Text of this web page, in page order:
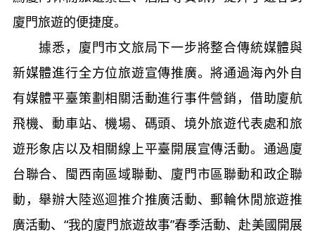
廈門旅遊的便捷度。
據悉，廈門市文旅局下一步將整合傳統媒體與
新媒體進行全方位旅遊宣傳推廣。將通過海內外自
有媒體平臺策劃相關活動進行事件營銷，借助廈航
飛機、動車站、機場、碼頭、境外旅遊代表處和旅
遊形象店以及相關線上平臺開展宣傳活動。通過廈
台聯合、閩西南區域聯動、廈門市區聯動和政企聯
動，舉辦大陸巡迴推介推廣活動、郵輪休閒旅遊推
廣活動、“我的廈門旅遊故事”春季活動、赴美國開展